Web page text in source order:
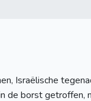
Israëlische
de borst getroffen,